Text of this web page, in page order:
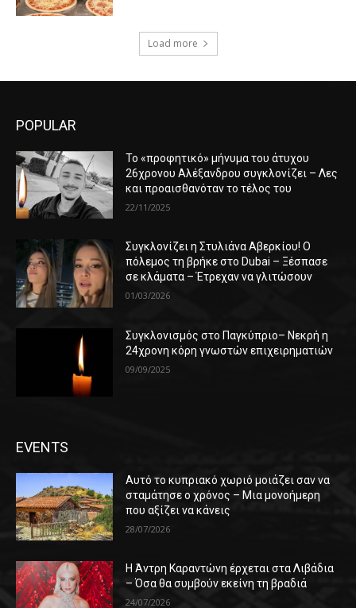
Load more
POPULAR
Το «προφητικό» μήνυμα του άτυχου
26χρονου Αλέξανδρου συγκλονίζει – Λες
και προαισθανόταν το τέλος του
22/11/2025
Συγκλονίζει η Στυλιάνα Αβερκίου! Ο
πόλεμος τη βρήκε στο Dubai – Ξέσπασε
σε κλάματα – Έτρεχαν να γλιτώσουν
01/03/2026
Συγκλονισμός στο Παγκύπριο– Νεκρή η
24χρονη κόρη γνωστών επιχειρηματιών
09/09/2025
EVENTS
Αυτό το κυπριακό χωριό μοιάζει σαν να
σταμάτησε ο χρόνος – Μια μονοήμερη
που αξίζει να κάνεις
28/07/2026
Η Άντρη Καραντώνη έρχεται στα Λιβάδια
– Όσα θα συμβούν εκείνη τη βραδιά
24/07/2026